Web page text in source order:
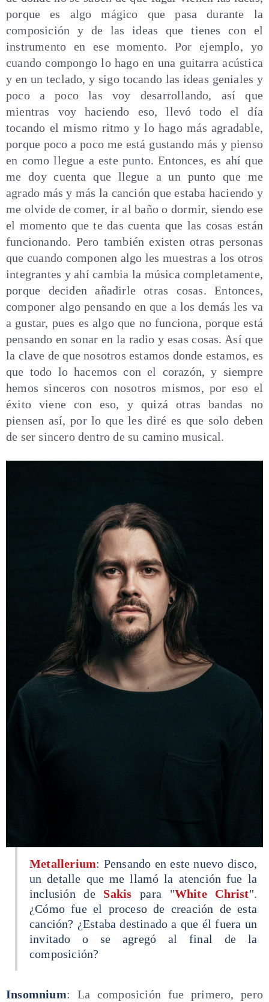
porque es algo mágico que pasa durante la
composición y de las ideas que tienes con el
instrumento en ese momento. Por ejemplo, yo
cuando compongo lo hago en una guitarra acústica
y en un teclado, y sigo tocando las ideas geniales y
poco a poco las voy desarrollando, así que
mientras voy haciendo eso, llevó todo el día
tocando el mismo ritmo y lo hago más agradable,
porque poco a poco me está gustando más y pienso
en como llegue a este punto. Entonces, es ahí que
me doy cuenta que llegue a un punto que me
agrado más y más la canción que estaba haciendo y
me olvide de comer, ir al baño o dormir, siendo ese
el momento que te das cuenta que las cosas están
funcionando. Pero también existen otras personas
que cuando componen algo les muestras a los otros
integrantes y ahí cambia la música completamente,
porque deciden añadirle otras cosas. Entonces,
componer algo pensando en que a los demás les va
a gustar, pues es algo que no funciona, porque está
pensando en sonar en la radio y esas cosas. Así que
la clave de que nosotros estamos donde estamos, es
que todo lo hacemos con el corazón, y siempre
hemos sinceros con nosotros mismos, por eso el
éxito viene con eso, y quizá otras bandas no
piensen así, por lo que les diré es que solo deben
de ser sincero dentro de su camino musical.
Metallerium: Pensando en este nuevo disco,
un detalle que me llamó la atención fue la
inclusión de Sakis para "White Christ".
¿Cómo fue el proceso de creación de esta
canción? ¿Estaba destinado a que él fuera un
invitado o se agregó al final de la
composición?
Insomnium: La composición fue primero, pero